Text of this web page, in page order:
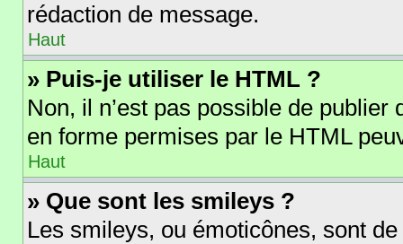
rédaction de message.
Haut
» Puis-je utiliser le HTML ?
Non, il n’est pas possible de
en forme permises par le HTML
Haut
» Que sont les smileys ?
Les smileys, ou émoticônes, sont